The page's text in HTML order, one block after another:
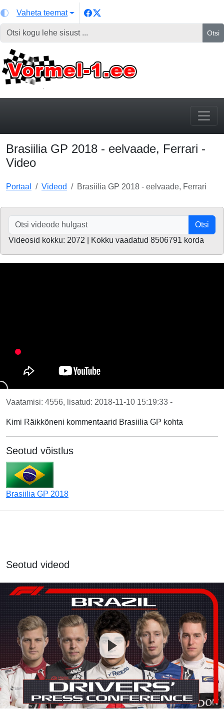
Vaheta teemat
Otsi
Brasiilia GP 2018 - eelvaade, Ferrari -
Video
Portaal Videod Brasiilia GP 2018 - eelvaade, Ferrari
Otsi
Videosid kokku: 2072 | Kokku vaadatud 8506791 korda
Vaatamisi: 4556, lisatud: 2018-11-10 15:19:33 -
Kimi Räikköneni kommentaarid Brasiilia GP kohta
Seotud võistlus
Brasiilia GP 2018
Seotud videod